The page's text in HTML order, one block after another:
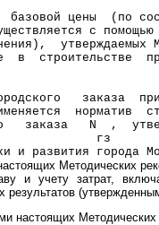
базовой цены  (по
с помощью
утверждаемых
в  строительстве
заказа
норматив
заказа   N  ,
гз
и развития города
Методических
и учету затрат,
настоящих